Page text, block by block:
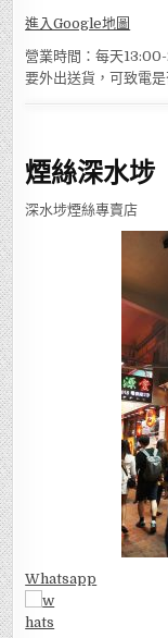
進入Google地圖
營業時間：每天
要外出送貨，可致電是
煙絲深水埗
深水埗煙絲專賣店
Whatsapp